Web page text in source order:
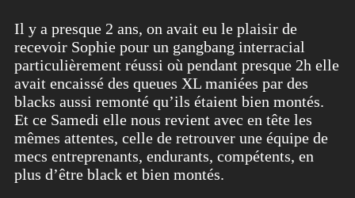
Il y a presque 2 ans, on avait eu le plaisir de
recevoir Sophie pour un gangbang interracial
particulièrement réussi où pendant presque 2h elle
avait encaissé des queues XL maniées par des
blacks aussi remonté qu’ils étaient bien montés.
Et ce Samedi elle nous revient avec en tête les
mêmes attentes, celle de retrouver une équipe de
mecs entreprenants, endurants, compétents, en
plus d’être black et bien montés.